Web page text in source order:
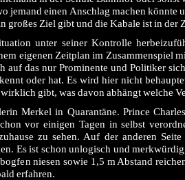
jemand einen Anschlag machen könnte
großes Ziel gibt und die Kabale ist in der
unter seiner Kontrolle
eigenen Zeitplan im Zusammenspiel
das nur Prominente und Politiker
oder hat. Es wird hier nicht
gibt, was davon abhängt welche
Merkel in Quarantäne. Prince
vor einigen Tagen in selbst
zu sehen. Auf der anderen
Es ist schon unlogisch und
niesen sowie 1,5 m Abstand
erfahren.